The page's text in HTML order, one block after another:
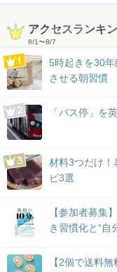
アクセスランキ
8/1〜8/7
5時起きを30
させる朝習慣
「バス停」を
材料3つだけ！
ピ3選
【参加者募集
き習慣化と“自
【2個で送料